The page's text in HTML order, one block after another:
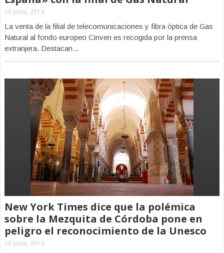
10 junio, 2014
La venta de la filial de telecomunicaciones y fibra óptica de Gas
Natural al fondo europeo Cinven es recogida por la prensa
extranjera. Destacan...
New York Times dice que la polémica
sobre la Mezquita de Córdoba pone en
peligro el reconocimiento de la Unesco
10 junio, 2014